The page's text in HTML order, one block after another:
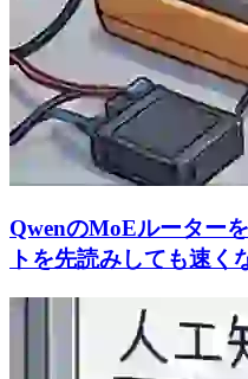
QwenのMoEルーター
トを先読みしても速く